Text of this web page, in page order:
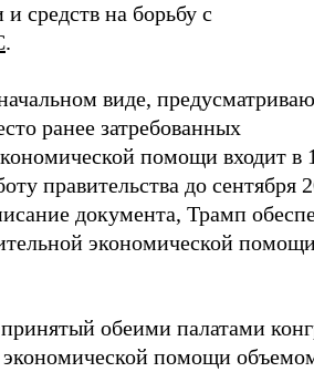
средств на борьбу с
.
виде,
ранее затребованных
помощи входит в
правительства до сентября
документа, Трамп
экономической
обеими палатами
экономической помощи